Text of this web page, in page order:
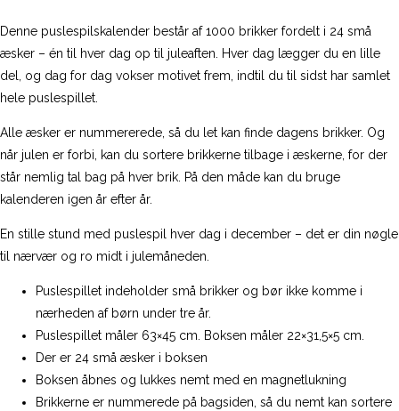
Denne puslespilskalender består af 1000 brikker fordelt i 24 små
æsker – én til hver dag op til juleaften. Hver dag lægger du en lille
del, og dag for dag vokser motivet frem, indtil du til sidst har samlet
hele puslespillet.
Alle æsker er nummererede, så du let kan finde dagens brikker. Og
når julen er forbi, kan du sortere brikkerne tilbage i æskerne, for der
står nemlig tal bag på hver brik. På den måde kan du bruge
kalenderen igen år efter år.
En stille stund med puslespil hver dag i december – det er din nøgle
til nærvær og ro midt i julemåneden.
Puslespillet indeholder små brikker og bør ikke komme i
nærheden af børn under tre år.
Puslespillet måler 63×45 cm. Boksen måler 22×31,5×5 cm.
Der er 24 små æsker i boksen
Boksen åbnes og lukkes nemt med en magnetlukning
Brikkerne er nummerede på bagsiden, så du nemt kan sortere